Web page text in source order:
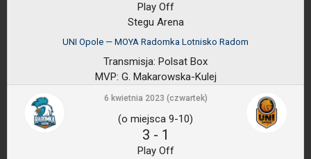
Play Off
Stegu Arena
UNI Opole — MOYA Radomka Lotnisko Radom
Transmisja: Polsat Box
MVP: G. Makarowska-Kulej
6 kwietnia 2023 (czwartek)
(o miejsca 9-10)
3 - 1
Play Off